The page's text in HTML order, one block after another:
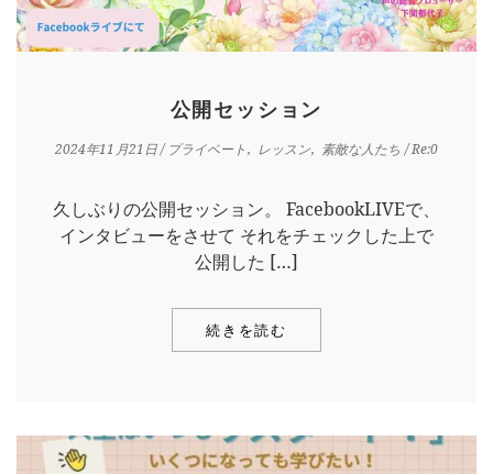
公開セッション
2024年11月21日/ プライベート レッスン 素敵な人たち / Re:0
久しぶりの公開セッション。 FacebookLIVEで、
インタビューをさせて それをチェックした上で
公開した […]
続きを読む